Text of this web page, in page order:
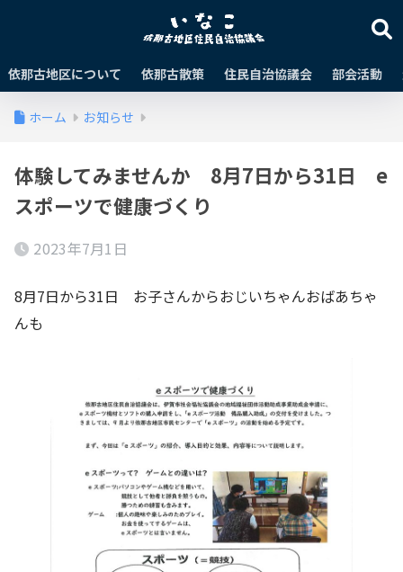
依那古地区について 依那古散策 住民自治協議会 部会活動
ホーム お知らせ
体験してみませんか 8月7日から31日 e
スポーツで健康づくり
2023年7月1日
8月7日から31日 お子さんからおじいちゃんおばあちゃ
んも